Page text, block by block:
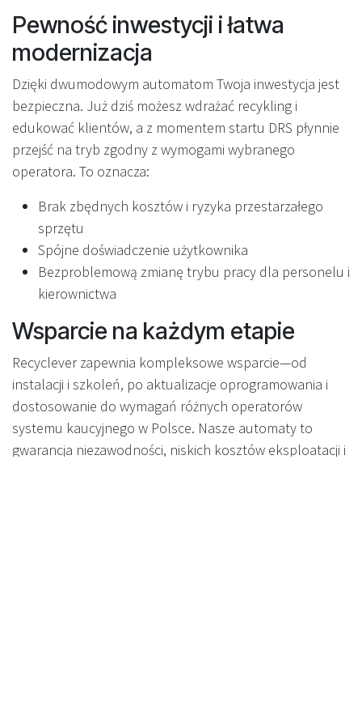
Pewność inwestycji i łatwa
modernizacja
Dzięki dwumodowym automatom Twoja inwestycja jest
bezpieczna. Już dziś możesz wdrażać recykling i
edukować klientów, a z momentem startu DRS płynnie
przejść na tryb zgodny z wymogami wybranego
operatora. To oznacza:
Brak zbędnych kosztów i ryzyka przestarzałego
sprzętu
Spójne doświadczenie użytkownika
Bezproblemową zmianę trybu pracy dla personelu i
kierownictwa
Wsparcie na każdym etapie
Recyclever zapewnia kompleksowe wsparcie—od
instalacji i szkoleń, po aktualizacje oprogramowania i
dostosowanie do wymagań różnych operatorów
systemu kaucyjnego w Polsce. Nasze automaty to
gwarancja niezawodności, niskich kosztów eksploatacji i